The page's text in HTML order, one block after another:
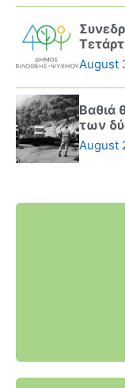
August
Βαθιά
των
August